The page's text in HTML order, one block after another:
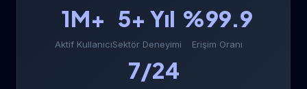
1M+
Aktif Kullanıcı
5+ Yıl
Sektör Deneyimi
%99.9
Erişim Oranı
7/24